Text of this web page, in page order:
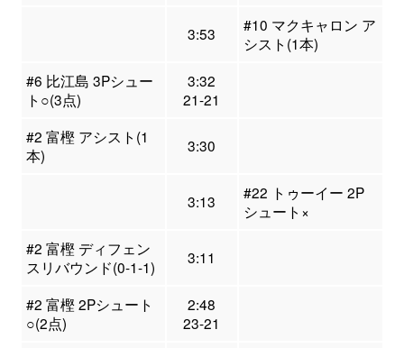
3:53
#10 マクキャロン ア
シスト(1本)
#6 比江島 3Pシュー
ト○(3点)
3:32
21-21
#2 富樫 アシスト(1
本)
3:30
3:13
#22 トゥーイー 2P
シュート×
#2 富樫 ディフェン
スリバウンド(0-1-1)
3:11
#2 富樫 2Pシュート
○(2点)
2:48
23-21